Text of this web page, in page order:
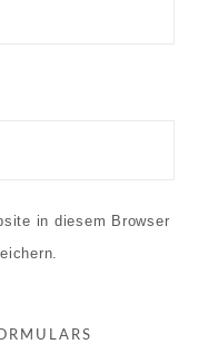
in diesem Browser